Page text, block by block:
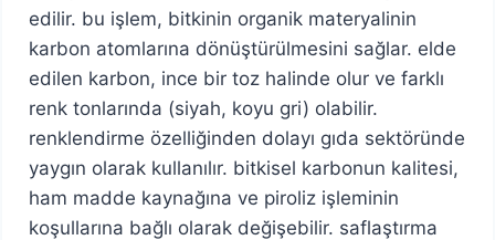
edilir. bu işlem, bitkinin organik materyalinin
karbon atomlarına dönüştürülmesini sağlar. elde
edilen karbon, ince bir toz halinde olur ve farklı
renk tonlarında (siyah, koyu gri) olabilir.
renklendirme özelliğinden dolayı gıda sektöründe
yaygın olarak kullanılır. bitkisel karbonun kalitesi,
ham madde kaynağına ve piroliz işleminin
koşullarına bağlı olarak değişebilir. saflaştırma